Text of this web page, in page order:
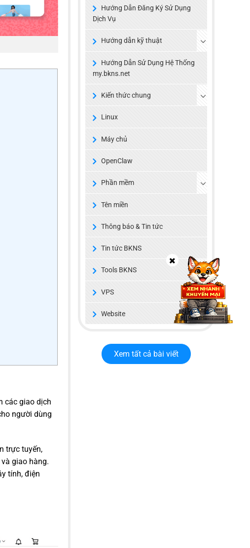
các giao dịch
người dùng
trực tuyến,
giao hàng.
tính, điện
Hướng Dẫn Đăng Ký Sử Dụng
Dịch Vụ
Hướng dẫn kỹ thuật
Hướng Dẫn Sử Dụng Hệ Thống
my.bkns.net
Kiến thức chung
Linux
Máy chủ
OpenClaw
Phần mềm
Tên miền
Thông báo & Tin tức
Tin tức BKNS
Tools BKNS
VPS
Website
Xem tất cả bài viết